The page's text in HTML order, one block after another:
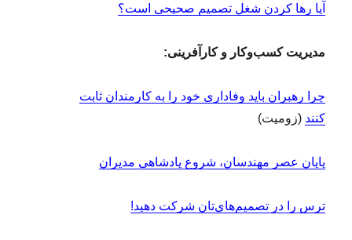
آیا رها کردن شغل تصمیم صحیحی است؟
مدیریت کسب‌وکار و کارآفرینی:
چرا رهبران باید وفاداری خود را به کارمندان ثابت
کنند (زومیت)
پایان عصر مهندسان، شروع پادشاهی مدیران
ترس را در تصمیم‌های‌تان شرکت دهید!